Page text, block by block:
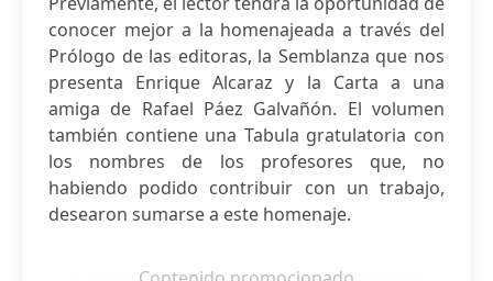
conocer mejor a la homenajeada a través del
Prólogo de las editoras, la Semblanza que nos
presenta Enrique Alcaraz y la Carta a una
amiga de Rafael Páez Galvañón. El volumen
también contiene una Tabula gratulatoria con
los nombres de los profesores que, no
habiendo podido contribuir con un trabajo,
desearon sumarse a este homenaje.